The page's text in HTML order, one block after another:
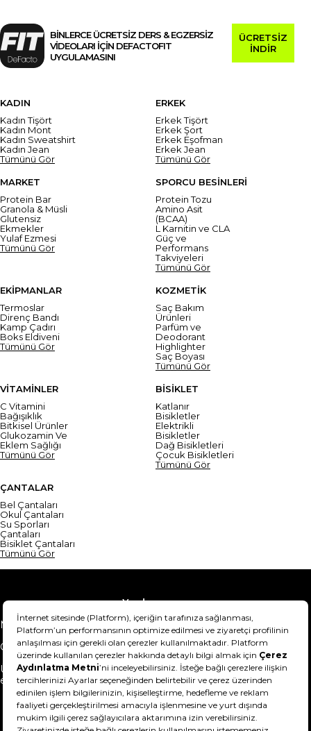
BİNLERCE ÜCRETSİZ DERS & EGZERSİZ
VİDEOLARI İÇİN DEFACTOFIT
UYGULAMASINI
ÜCRETSİZ
İNDİR
KADIN
Kadın Tişört
Kadın Mont
Kadın Sweatshirt
Kadın Jean
Tümünü Gör
ERKEK
Erkek Tişört
Erkek Şort
Erkek Eşofman
Erkek Jean
Tümünü Gör
MARKET
Protein Bar
Granola & Müsli
Glutensiz
Ekmekler
Yulaf Ezmesi
Tümünü Gör
SPORCU BESİNLERİ
Protein Tozu
Amino Asit
(BCAA)
L Karnitin ve CLA
Güç ve
Performans
Takviyeleri
Tümünü Gör
EKİPMANLAR
Termoslar
Direnç Bandı
Kamp Çadırı
Boks Eldiveni
Tümünü Gör
KOZMETİK
Saç Bakım
Ürünleri
Parfüm ve
Deodorant
Highlighter
Saç Boyası
Tümünü Gör
VİTAMİNLER
C Vitamini
Bağışıklık
Bitkisel Ürünler
Glukozamin Ve
Eklem Sağlığı
Tümünü Gör
BİSİKLET
Katlanır
Bisikletler
Elektrikli
Bisikletler
Dağ Bisikletleri
Çocuk Bisikletleri
Tümünü Gör
ÇANTALAR
Bel Çantaları
Okul Çantaları
Su Sporları
Çantaları
Bisiklet Çantaları
Tümünü Gör
Yardım
Mesafeli Satış Sözleşmesi
Teslimat Bilgisi
Gizlilik Sözleşmesi
Şartlar & Koşullar
Ürünümü nasıl iade
edebilirim?
Hakkımızda